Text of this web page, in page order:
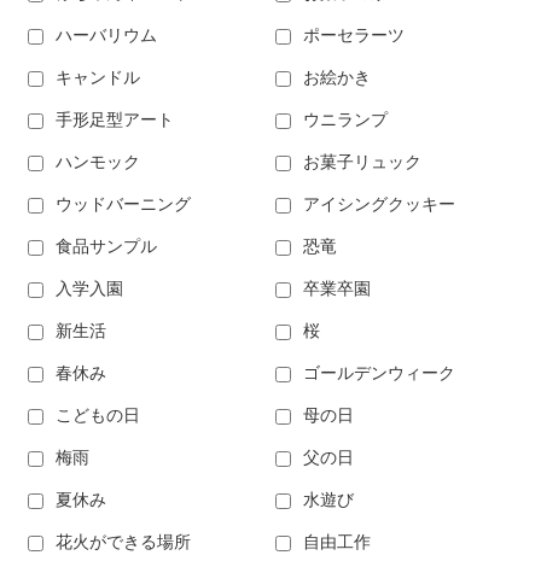
ハーバリウム ポーセラーツ
キャンドル お絵かき
手形足型アート ウニランプ
ハンモック お菓子リュック
ウッドバーニング アイシングクッキー
食品サンプル 恐竜
入学入園 卒業卒園
新生活 桜
春休み ゴールデンウィーク
こどもの日 母の日
梅雨 父の日
夏休み 水遊び
花火ができる場所 自由工作